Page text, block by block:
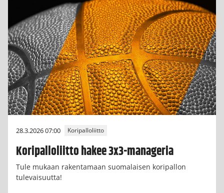
28.3.2026 07:00 Koripalloliitto
Koripalloliitto hakee 3x3-manageria
Tule mukaan rakentamaan suomalaisen koripallon
tulevaisuutta!